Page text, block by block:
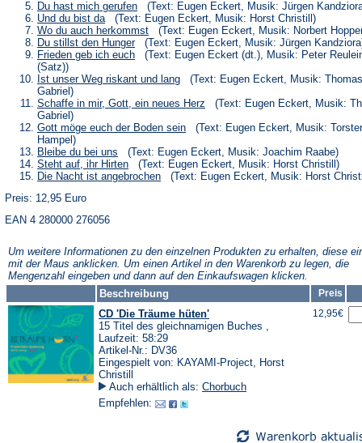
neuen
Tab)
einem
neuen
Tab)
in
einem
neuen
Tab)
Du hast mich gerufen(Öffnet
in
einem
neuen
Tab)
(Text: Eugen Eckert, Musik: Jürgen
Und du bist da(Öffnet
in
einem
neuen
Tab)
(Text: Eugen Eckert, Musik: Horst Christill)
Wo du auch herkommst(Öffnet
in
einem
Tab)
(Text: Eugen Eckert, Musik: Norbert
Du stillst den Hunger(Öffnet
in
einem
neuen
Tab)
(Text: Eugen Eckert, Musik: Jürgen
Frieden geb ich euch(Öffnet
einem
neuen
Tab)
(Text: Eugen Eckert (dt.), Musik: Peter
(Satz))
Ist unser Weg riskant und lang(Öffnet
einem
neuen
Tab)
(Text: Eugen Eckert, Musik: Thomas
Gabriel)
Schaffe in mir, Gott, ein neues Herz (Öffnet
einem
Tab)
(Text: Eugen Eckert, Musik:
Gabriel)
Gott möge euch der Boden sein(Öffnet
einem
neuen
Tab)
(Text: Eugen Eckert, Musik:
Hampel)
Bleibe du bei uns (Öffnet
in
einem
neuen
(Text: Eugen Eckert, Musik: Joachim Raabe)
Steht auf, ihr Hirten(Öffnet
in
(Text: Eugen Eckert, Musik: Horst Christill)
Die Nacht ist angebrochen(Öffnet
(Text: Eugen Eckert, Musik: Horst
Preis: 12,95 Euro
EAN 4 280000 276056
Um weitere Informationen zu den einzelnen Produkten zu erhalten, diese
mit der Maus anklicken. Um einen Artikel in den Warenkorb zu legen, die
Mengenzahl eingeben und dann auf den Einkaufswagen klicken.
Beschreibung
Preis
CD 'Die Träume hüten'
15 Titel des gleichnamigen Buches ,
Laufzeit: 58:29
Artikel-Nr.: DV36
Eingespielt von: KAYAMI-Project, Horst
Christill
Auch erhältlich als: Chorbuch
Empfehlen:
12,95€